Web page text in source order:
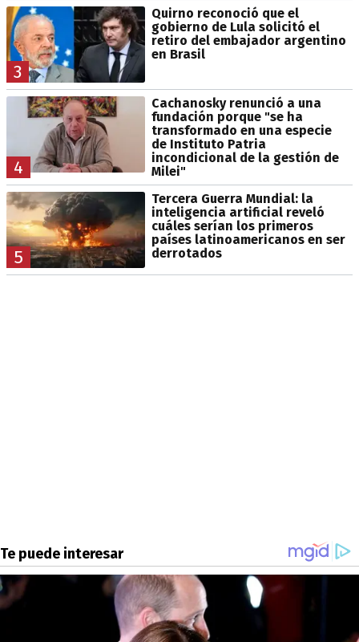
3
Quirno reconoció que el
gobierno de Lula solicitó el
retiro del embajador argentino
en Brasil
4
Cachanosky renunció a una
fundación porque "se ha
transformado en una especie
de Instituto Patria
incondicional de la gestión de
Milei"
5
Tercera Guerra Mundial: la
inteligencia artificial reveló
cuáles serían los primeros
países latinoamericanos en ser
derrotados